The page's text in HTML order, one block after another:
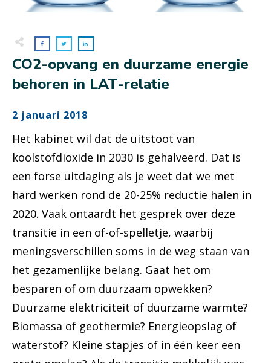
CO2-opvang en duurzame energie
behoren in LAT-relatie
2 januari 2018
Het kabinet wil dat de uitstoot van
koolstofdioxide in 2030 is gehalveerd. Dat is
een forse uitdaging als je weet dat we met
hard werken rond de 20-25% reductie halen in
2020. Vaak ontaardt het gesprek over deze
transitie in een of-of-spelletje, waarbij
meningsverschillen soms in de weg staan van
het gezamenlijke belang. Gaat het om
besparen of om duurzaam opwekken?
Duurzame elektriciteit of duurzame warmte?
Biomassa of geothermie? Energieopslag of
waterstof? Kleine stapjes of in één keer een